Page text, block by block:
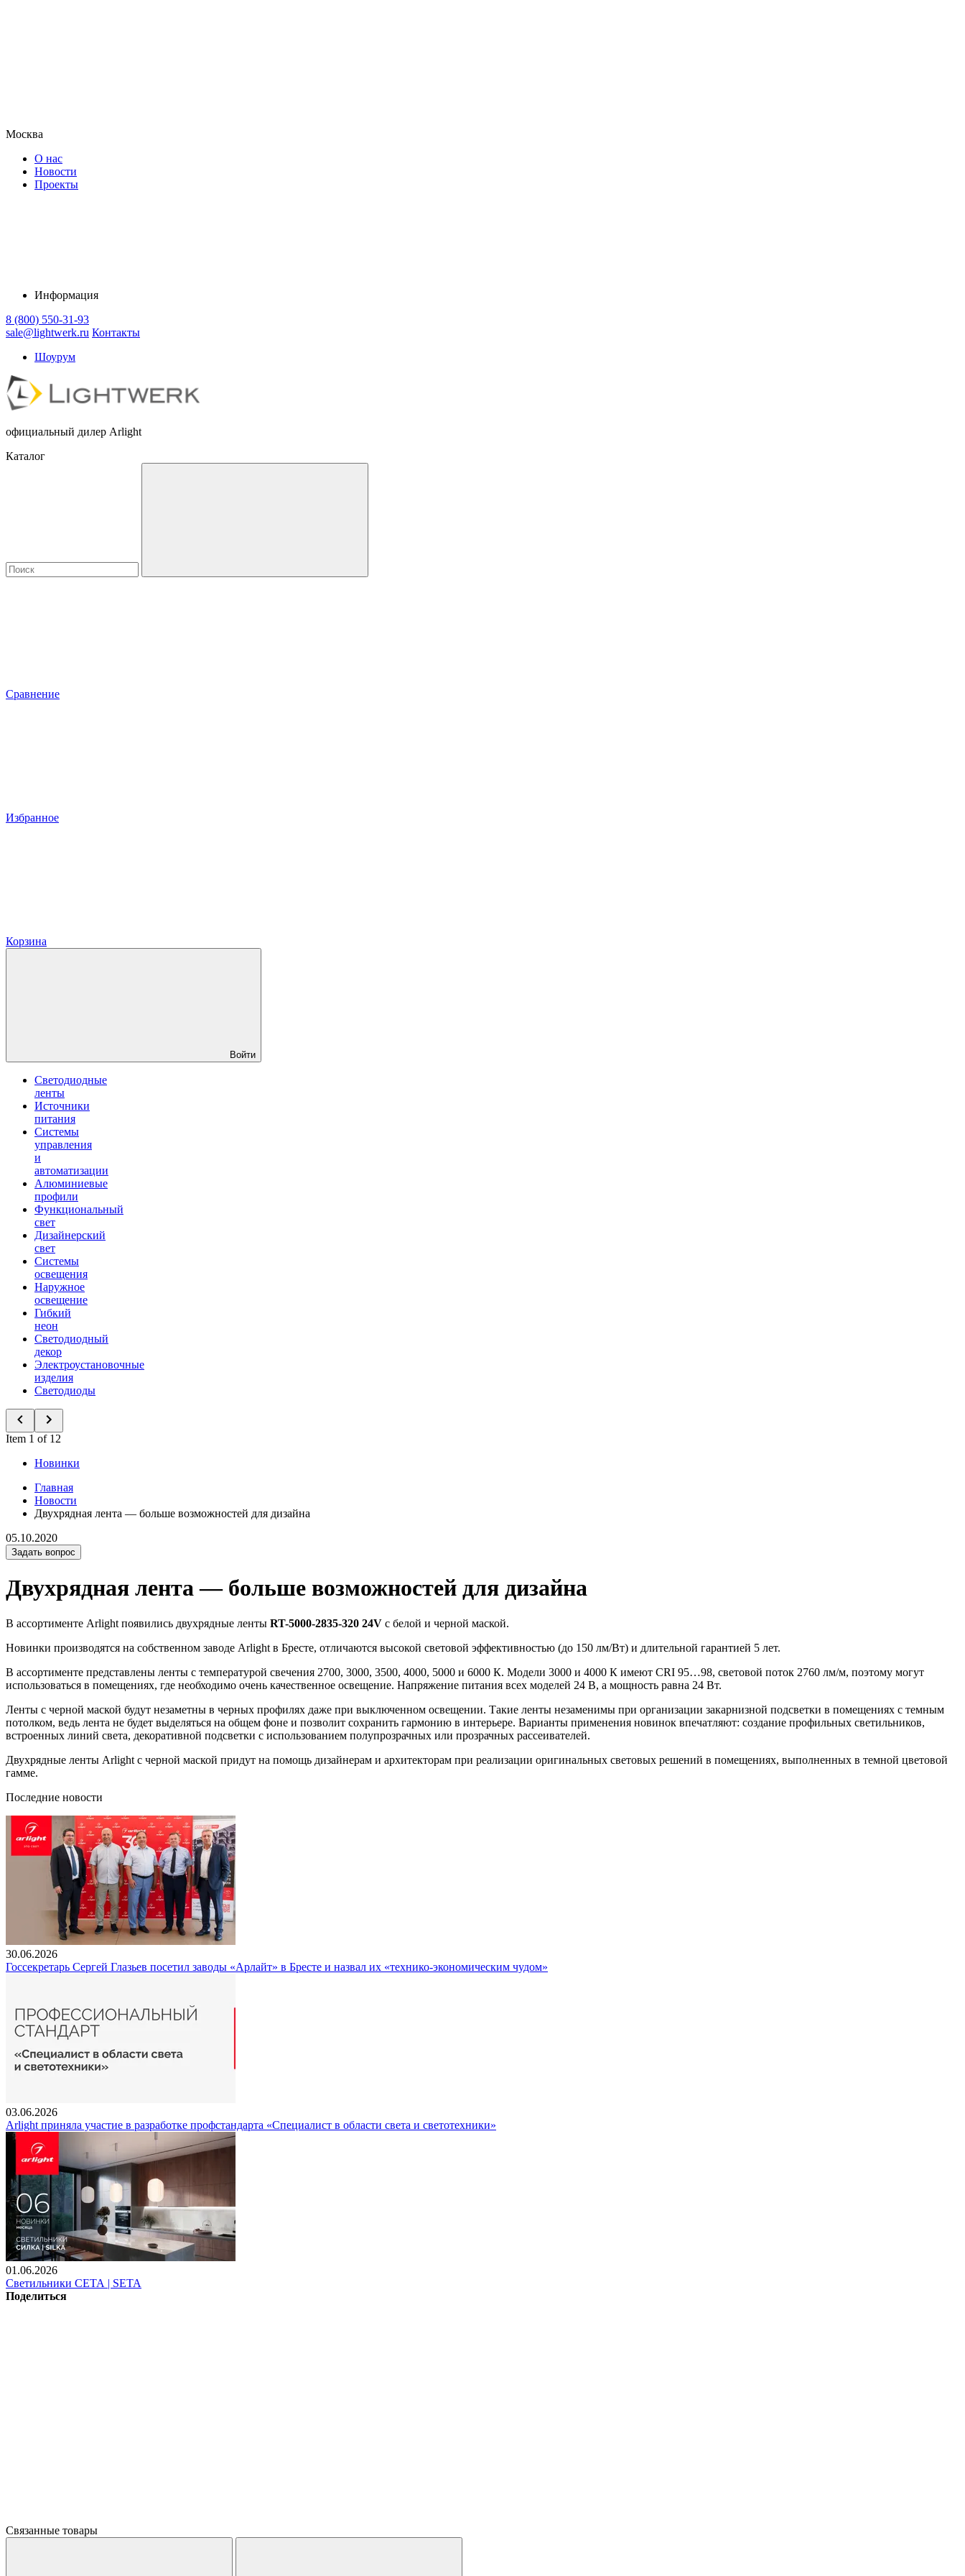
Москва
О нас
Новости
Проекты
Информация
8 (800) 550-31-93
sale@lightwerk.ru Контакты
Шоурум
официальный дилер Arlight
Каталог
Сравнение
Избранное
Корзина
Войти
Светодиодные
ленты
Источники
питания
Системы
управления
и
автоматизации
Алюминиевые
профили
Функциональный
свет
Дизайнерский
свет
Системы
освещения
Наружное
освещение
Гибкий
неон
Светодиодный
декор
Электроустановочные
изделия
Светодиоды
Item 1 of 12
Новинки
Главная
Новости
Двухрядная лента — больше возможностей для дизайна
05.10.2020
Задать вопрос
Двухрядная лента — больше возможностей для дизайна
В ассортименте Arlight появились двухрядные ленты RT-5000-2835-320 24V с белой и черной маской.
Новинки производятся на собственном заводе Arlight в Бресте, отличаются высокой световой эффективностью (до 150 лм/Вт) и длительной гарантией 5 лет.
В ассортименте представлены ленты с температурой свечения 2700, 3000, 3500, 4000, 5000 и 6000 К. Модели 3000 и 4000 К имеют CRI 95…98, световой поток 2760 лм/м, поэтому могут
использоваться в помещениях, где необходимо очень качественное освещение. Напряжение питания всех моделей 24 В, а мощность равна 24 Вт.
Ленты с черной маской будут незаметны в черных профилях даже при выключенном освещении. Такие ленты незаменимы при организации закарнизной подсветки в помещениях с темным
потолком, ведь лента не будет выделяться на общем фоне и позволит сохранить гармонию в интерьере. Варианты применения новинок впечатляют: создание профильных светильников,
встроенных линий света, декоративной подсветки с использованием полупрозрачных или прозрачных рассеивателей.
Двухрядные ленты Arlight с черной маской придут на помощь дизайнерам и архитекторам при реализации оригинальных световых решений в помещениях, выполненных в темной цветовой
гамме.
Последние новости
30.06.2026
Госсекретарь Сергей Глазьев посетил заводы «Арлайт» в Бресте и назвал их «технико-экономическим чудом»
03.06.2026
Arlight приняла участие в разработке профстандарта «Специалист в области света и светотехники»
01.06.2026
Светильники СЕТА | SETA
Поделиться
Связанные товары